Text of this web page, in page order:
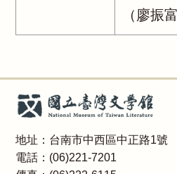
（廖振
地址：台南市中西區中正路1號
電話：(06)221-7201